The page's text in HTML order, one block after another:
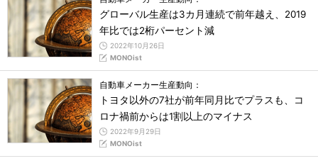
グローバル生産は3カ月連続で前年越え、2019
年比では2桁パーセント減
2022年10月26日
MONOist
自動車メーカー生産動向：
トヨタ以外の7社が前年同月比でプラスも、コ
ロナ禍前からは1割以上のマイナス
2022年9月29日
MONOist